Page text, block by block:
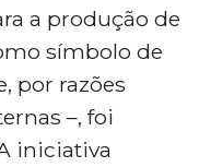
a produção de
símbolo de
por razões
–, foi
iniciativa